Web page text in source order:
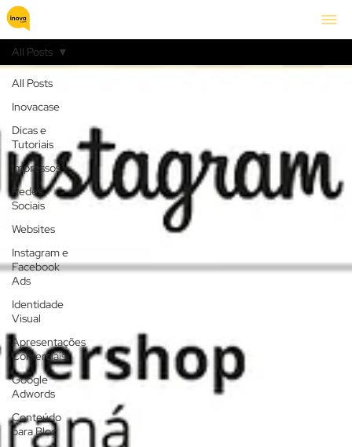
All Posts
Inovacase
Dicas e
Tutoriais
Impressos
Redes
Sociais
Websites
Instagram e
Facebook
Ads
Identidade
Visual
Apresentações
Comerciais
Google
Adwords
Conteúdo
para Blog
All Posts